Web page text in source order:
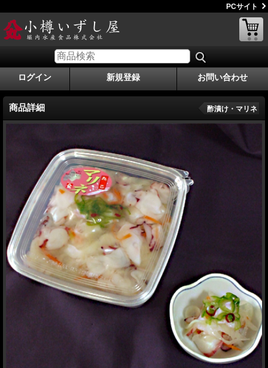
PCサイト
ログイン 新規登録 お問い合わせ
商品詳細 酢漬け・マリネ